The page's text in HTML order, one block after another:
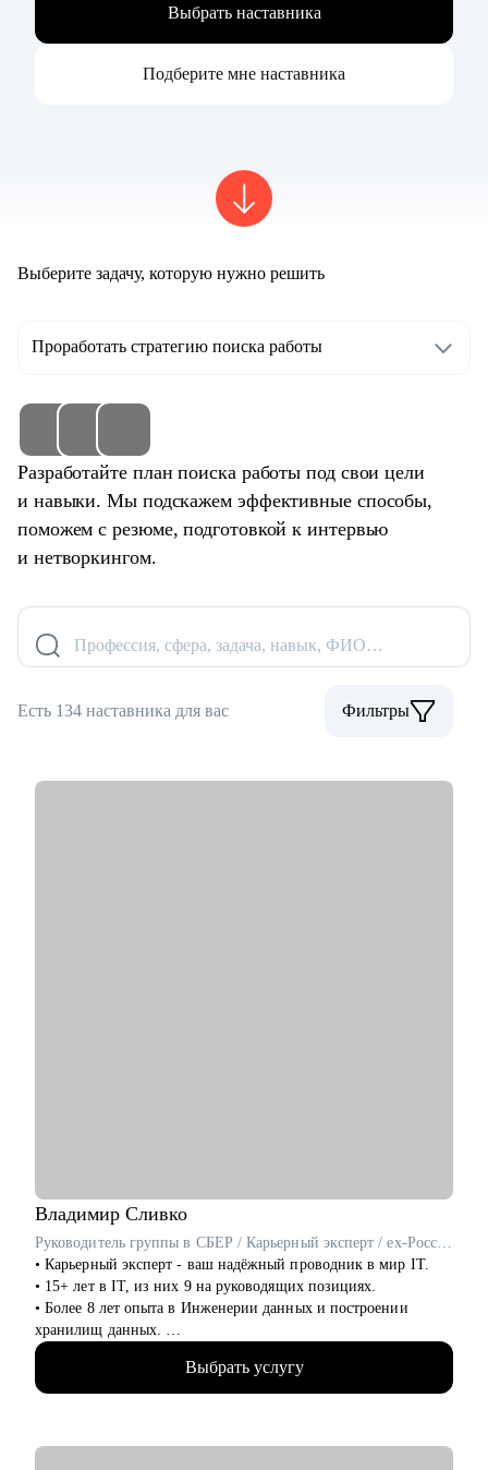
Выбрать наставника
Подберите мне наставника
Выберите задачу, которую нужно решить
Проработать стратегию поиска работы
Разработайте план поиска работы под свои цели
и навыки. Мы подскажем эффективные способы,
поможем с резюме, подготовкой к интервью
и нетворкингом.
Профессия, сфера, задача, навык, ФИО…
Есть 134 наставника для вас Фильтры
Владимир Сливко
Руководитель группы в СБЕР / Карьерный эксперт / ex-Россельхозбанк
• Карьерный эксперт - ваш надёжный проводник в мир IT.
• 15+ лет в IT, из них 9 на руководящих позициях.
• Более 8 лет опыта в Инженерии данных и построении
хранилищ данных.
• Специализируюсь на разработке архитектуры, ETL-
процессах, оптимизации производительности и управлении
качеством данных.
Выбрать услугу